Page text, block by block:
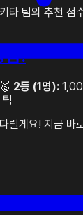
타 팀의 추천 점
금!
2등 (1명):
릴게요! 지금 바